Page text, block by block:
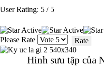
User Rating: 5 / 5
Please Rate
Hình sưu tập của